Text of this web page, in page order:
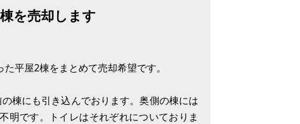
を売却します
平屋2棟をまとめて売却希望です。
棟にも引き込んでおります。奥側の棟には
明です。トイレはそれぞれについておりま